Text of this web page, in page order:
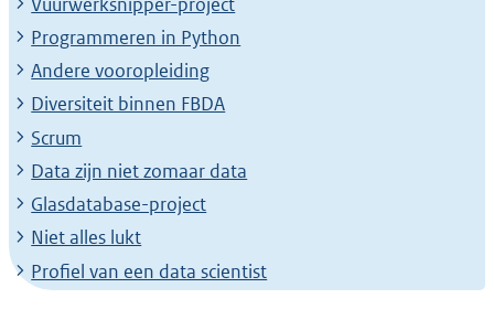
belangrijker voor
forensisch onderzoek
Programmeren in Python
Andere vooropleiding
Diversiteit binnen FBDA
Scrum
Data zijn niet zomaar data
Glasdatabase-project
Niet alles lukt
Profiel van een data scientist